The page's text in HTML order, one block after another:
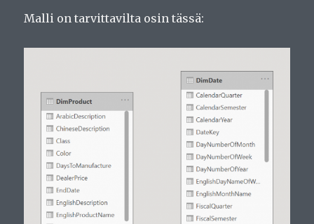
Malli on tarvittavilta osin tässä: